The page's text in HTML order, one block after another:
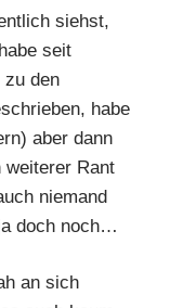
siehst,
seit
zu den
habe
aber dann
weiterer Rant
niemand
doch noch…
an sich